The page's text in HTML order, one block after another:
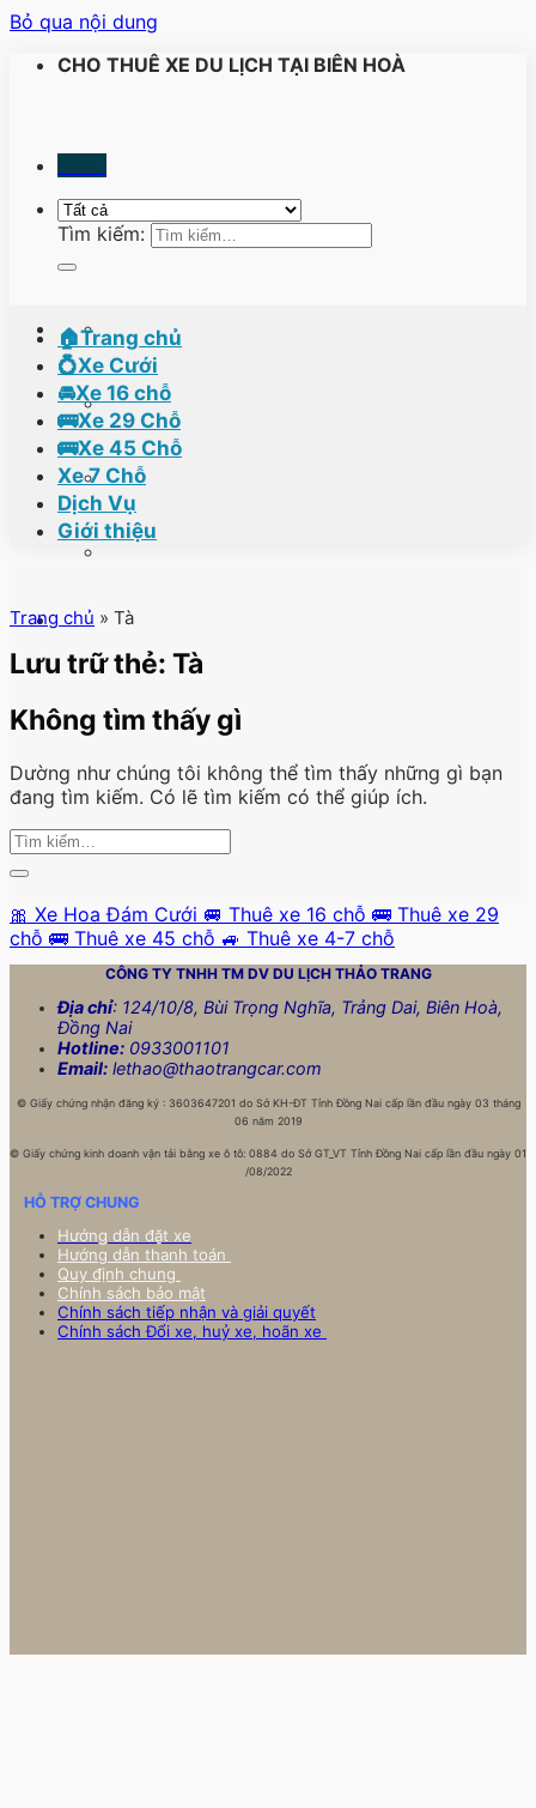
Bỏ qua nội dung
CHO THUÊ XE DU LỊCH TẠI BIÊN HOÀ
Tìm kiếm:
🏠Trang chủ
💍Xe Cưới
🚘Xe 16 chỗ
🚌Xe 29 Chỗ
🚌Xe 45 Chỗ
Xe 7 Chỗ
Dịch Vụ
Giới thiệu
Trang chủ » Tà
Lưu trữ thẻ: Tà
Không tìm thấy gì
Dường như chúng tôi không thể tìm thấy những gì bạn
đang tìm kiếm. Có lẽ tìm kiếm có thể giúp ích.
🎀 Xe Hoa Đám Cưới 🚐 Thuê xe 16 chỗ 🚌 Thuê xe 29
chỗ 🚌 Thuê xe 45 chỗ 🚙 Thuê xe 4-7 chỗ
CÔNG TY TNHH TM DV DU LỊCH THẢO TRANG
Địa chỉ: 124/10/8, Bùi Trọng Nghĩa, Trảng Dai, Biên Hoà,
Đồng Nai
Hotline: 0933001101
Email: lethao@thaotrangcar.com
©Giấy chứng nhận đăng ký : 3603647201 do Sở KH-ĐT Tỉnh Đồng Nai cấp lần đầu ngày 03 tháng
06 năm 2019
© Giấy chứng kinh doanh vận tải bằng xe ô tô: 0884 do Sở GT_VT Tỉnh Đồng Nai cấp lần đầu ngày 01
/08/2022
HỖ TRỢ CHUNG
Hướng dẫn đặt xe
Hướng dẫn thanh toán
Quy định chung
Chính sách bảo mật
Chính sách tiếp nhận và giải quyết
Chính sách Đổi xe, huỷ xe, hoãn xe